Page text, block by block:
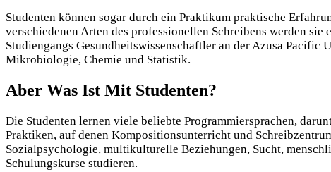
Studenten können sogar durch ein Praktikum praktische
verschiedenen Arten des professionellen Schreibens werden
Studiengangs Gesundheitswissenschaftler an der Azusa
Mikrobiologie, Chemie und Statistik.
Aber Was Ist Mit Studenten?
Die Studenten lernen viele beliebte Programmiersprachen,
Praktiken, auf denen Kompositionsunterricht und
Sozialpsychologie, multikulturelle Beziehungen, Sucht,
Schulungskurse studieren.